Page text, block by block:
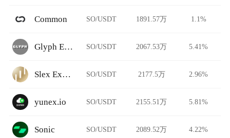
Common SO/USDT 1891.57万 1.1%
Glyph Exchange SO/USDT 2067.53万 5.41%
Slex Exchange SO/USDT 2177.5万 2.96%
yunex.io SO/USDT 2155.51万 5.81%
Sonic SO/USDT 2089.52万 4.22%